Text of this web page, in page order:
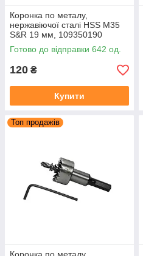
Коронка по металу,
нержавіючої сталі HSS М35
S&R 19 мм, 109350190
Готово до відправки 642 од.
120 ₴
Купити
Топ продажів